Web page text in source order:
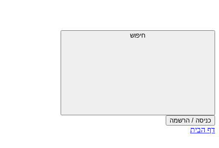
עליון
חיפוש
כניסה / הרשמה
סוף
דף הבית